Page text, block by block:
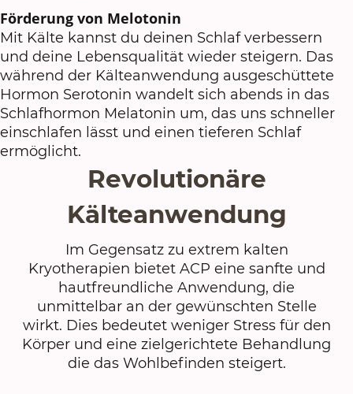
Förderung von Melotonin
Mit Kälte kannst du deinen Schlaf verbessern
und deine Lebensqualität wieder steigern. Das
während der Kälteanwendung ausgeschüttete
Hormon Serotonin wandelt sich abends in das
Schlafhormon Melatonin um, das uns schneller
einschlafen lässt und einen tieferen Schlaf
ermöglicht.
Revolutionäre
Kälteanwendung
Im Gegensatz zu extrem kalten
Kryotherapien bietet ACP eine sanfte und
hautfreundliche Anwendung, die
unmittelbar an der gewünschten Stelle
wirkt. Dies bedeutet weniger Stress für den
Körper und eine zielgerichtete Behandlung
die das Wohlbefinden steigert.